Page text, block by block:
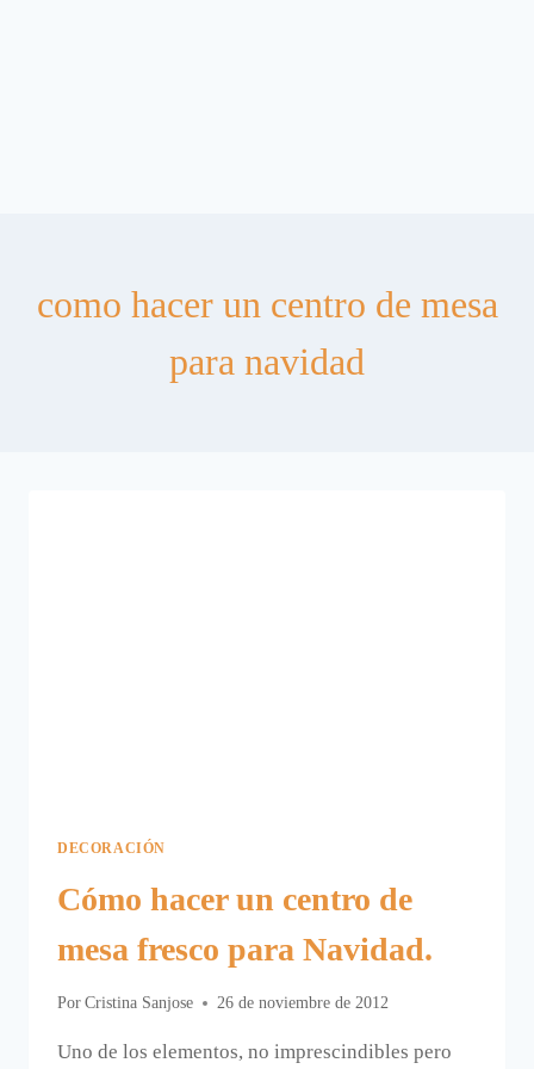
como hacer un centro de mesa
para navidad
DECORACIÓN
Cómo hacer un centro de
mesa fresco para Navidad.
Por Cristina Sanjose 26 de noviembre de 2012
Uno de los elementos, no imprescindibles pero